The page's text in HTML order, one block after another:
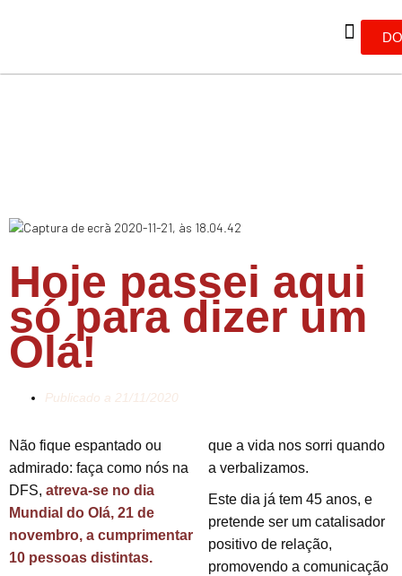
Hoje passei aqui
só para dizer um
Olá!
Publicado a 21/11/2020
Não fique espantado ou
admirado: faça como nós na
DFS, atreva-se no dia
Mundial do Olá, 21 de
novembro, a cumprimentar
10 pessoas distintas.
que a vida nos sorri quando
a verbalizamos.
Este dia já tem 45 anos, e
pretende ser um catalisador
positivo de relação,
promovendo a comunicação